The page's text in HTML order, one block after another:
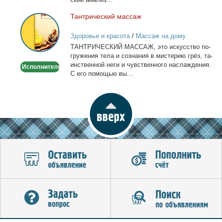
Тантрический
массаж
Исполнитель
Тан­три­че­ский мас­саж
Здоровье и красота/ Массаж на дому
ТАНТРИЧЕСКИЙ МАССАЖ, это ис­кус­ство по­
гру­же­ния те­ла и со­зна­ния в ми­сте­рию грёз, та­
ин­ствен­ной неги и чув­ствен­но­го на­сла­жде­ния.
С его по­мо­щью вы...